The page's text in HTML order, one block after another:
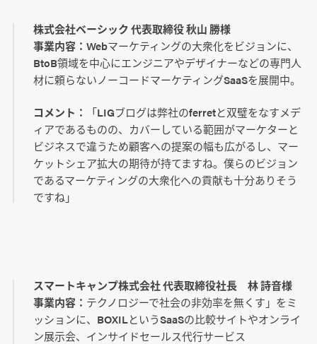
株式会社ベーシック 代表取締役 秋山 勝様
事業内容：Webマーケティングの大衆化をビジョンに、
BtoB領域を中心にエンジニアやデザイナーなどの専門人
材に頼らないノーコードマーケティングSaaSを展開中。
コメント：
「LIGブログは弊社のferretと双璧をなすメデ
ィアであるものの、カバーしている範囲がマーケターと
ビジネスで違うため顧客への提案の幅も広がるし、マー
ケットシェア拡大の期待が持てますね。僕らのビジョン
であるマーケティングの大衆化への貢献も十分ありそう
ですね」
スマートキャンプ株式会社 代表取締役社長 林 詩音様
事業内容： テクノロジーで社会の非効率を無くす」をミ
ッションに、BOXILというSaaSの比較サイトやオンライ
ン展示会、インサイドセールス代行サービス